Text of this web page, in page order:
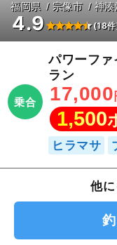
福岡県 宗像市 神湊
4.9 (18
乗合
パワーフ
ラン
17,000
1,500
ヒラマサ
他に